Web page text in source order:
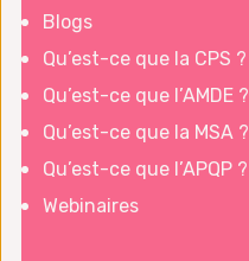
Blogs
Qu’est-ce que la CPS ?
Qu’est-ce que l’AMDE ?
Qu’est-ce que la MSA ?
Qu’est-ce que l’APQP ?
Webinaires